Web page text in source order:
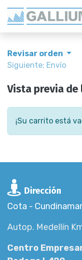
Revisar orden
Siguiente: Envío
Vista previa de
¡Su carrito está
Dirección
Cota -
Autop. Medellín
Centro